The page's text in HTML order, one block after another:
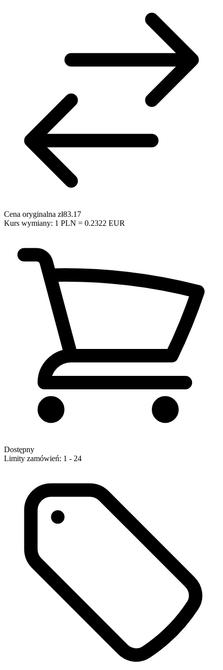
Cena oryginalna zł83.17
Kurs wymiany: 1 PLN = 0.2322 EUR
Dostępny
Limity zamówień: 1 - 24